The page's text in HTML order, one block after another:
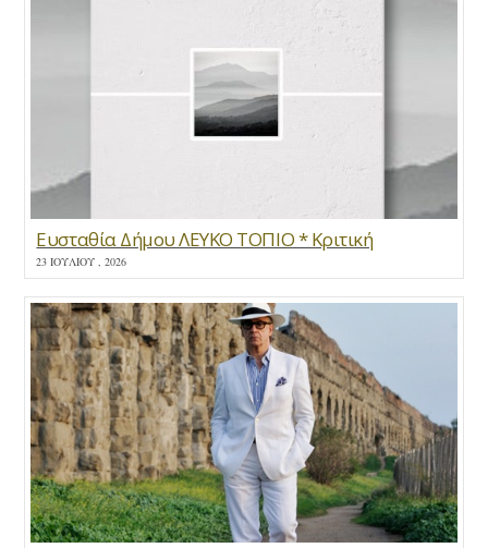
Ευσταθία Δήμου ΛΕΥΚΟ ΤΟΠΙΟ * Κριτική
23 ΙΟΥΛΊΟΥ , 2026